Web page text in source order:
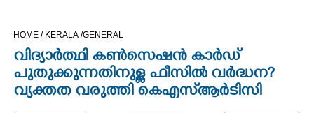
OPINION
HOME / KERALA /GENERAL
വിദ്യാർത്ഥി കൺസെഷൻ കാർഡ്
പുതുക്കുന്നതിനുള്ള ഫീസിൽ വർദ്ധന?
വ്യക്തത വരുത്തി കെഎസ്‌ആർടിസി